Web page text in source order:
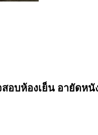
บห้องเย็น อายัดหนั